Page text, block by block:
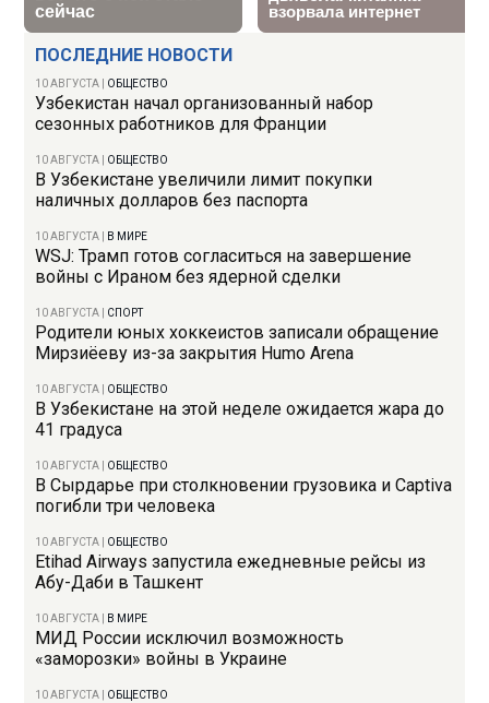
ПОСЛЕДНИЕ НОВОСТИ
10 АВГУСТА ОБЩЕСТВО
Узбекистан начал организованный набор
сезонных работников для Франции
10 АВГУСТА ОБЩЕСТВО
В Узбекистане увеличили лимит покупки
наличных долларов без паспорта
10 АВГУСТА В МИРЕ
WSJ: Трамп готов согласиться на завершение
войны с Ираном без ядерной сделки
10 АВГУСТА СПОРТ
Родители юных хоккеистов записали обращение
Мирзиёеву из-за закрытия Humo Arena
10 АВГУСТА ОБЩЕСТВО
В Узбекистане на этой неделе ожидается жара до
41 градуса
10 АВГУСТА ОБЩЕСТВО
В Сырдарье при столкновении грузовика и Captiva
погибли три человека
10 АВГУСТА ОБЩЕСТВО
Etihad Airways запустила ежедневные рейсы из
Абу-Даби в Ташкент
10 АВГУСТА В МИРЕ
МИД России исключил возможность
«заморозки» войны в Украине
10 АВГУСТА ОБЩЕСТВО